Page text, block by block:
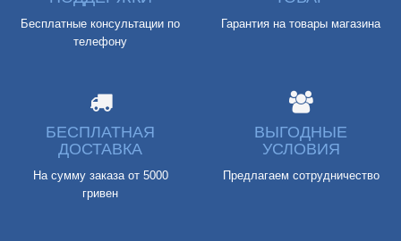
Бесплатные консультации по
телефону
Гарантия на товары магазина
БЕСПЛАТНАЯ
ДОСТАВКА
На сумму заказа от 5000
гривен
ВЫГОДНЫЕ
УСЛОВИЯ
Предлагаем сотрудничество